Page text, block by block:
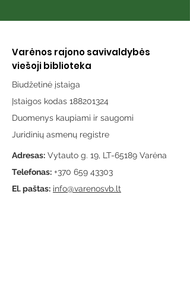
Varėnos rajono savivaldybės
viešoji biblioteka
Biudžetinė įstaiga
Įstaigos kodas 188201324
Duomenys kaupiami ir saugomi
Juridinių asmenų registre
Adresas: Vytauto g. 19, LT-65189 Varėna
Telefonas: +370 659 43303
El. paštas: info@varenosvb.lt